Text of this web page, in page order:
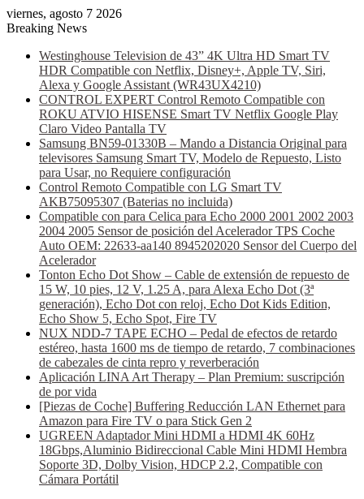
viernes, agosto 7 2026
Breaking News
Westinghouse Television de 43” 4K Ultra HD Smart TV
HDR Compatible con Netflix, Disney+, Apple TV, Siri,
Alexa y Google Assistant (WR43UX4210)
CONTROL EXPERT Control Remoto Compatible con
ROKU ATVIO HISENSE Smart TV Netflix Google Play
Claro Video Pantalla TV
Samsung BN59-01330B – Mando a Distancia Original para
televisores Samsung Smart TV, Modelo de Repuesto, Listo
para Usar, no Requiere configuración
Control Remoto Compatible con LG Smart TV
AKB75095307 (Baterias no incluida)
Compatible con para Celica para Echo 2000 2001 2002 2003
2004 2005 Sensor de posición del Acelerador TPS Coche
Auto OEM: 22633-aa140 8945202020 Sensor del Cuerpo del
Acelerador
Tonton Echo Dot Show – Cable de extensión de repuesto de
15 W, 10 pies, 12 V, 1.25 A, para Alexa Echo Dot (3ª
generación), Echo Dot con reloj, Echo Dot Kids Edition,
Echo Show 5, Echo Spot, Fire TV
NUX NDD-7 TAPE ECHO – Pedal de efectos de retardo
estéreo, hasta 1600 ms de tiempo de retardo, 7 combinaciones
de cabezales de cinta repro y reverberación
Aplicación LINA Art Therapy – Plan Premium: suscripción
de por vida
[Piezas de Coche] Buffering Reducción LAN Ethernet para
Amazon para Fire TV o para Stick Gen 2
UGREEN Adaptador Mini HDMI a HDMI 4K 60Hz
18Gbps,Aluminio Bidireccional Cable Mini HDMI Hembra
Soporte 3D, Dolby Vision, HDCP 2.2, Compatible con
Cámara Portátil